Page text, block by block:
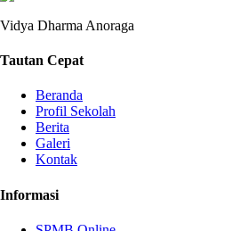
Vidya Dharma Anoraga
Tautan Cepat
Beranda
Profil Sekolah
Berita
Galeri
Kontak
Informasi